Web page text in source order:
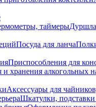
таймеры
Посуда для ланча
Приспособления для
хранения алкогольных
Аксессуары для
Шкатулки,